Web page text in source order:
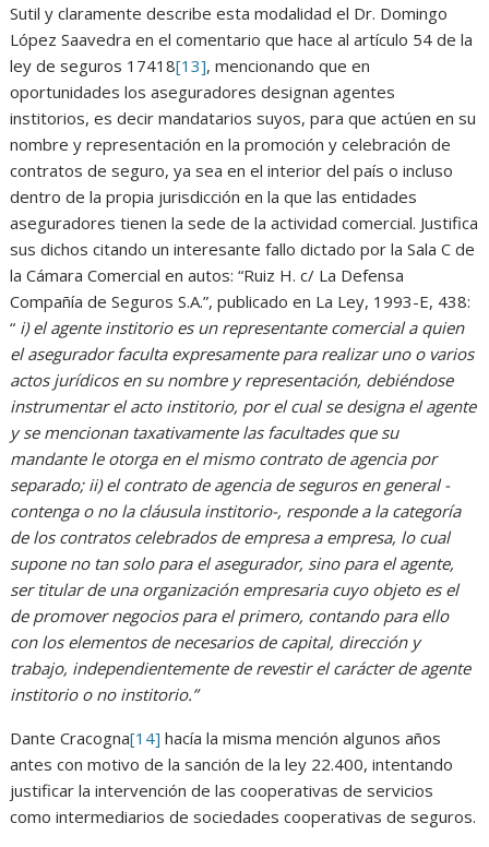
Sutil y claramente describe esta modalidad el Dr. Domingo
López Saavedra en el comentario que hace al artículo 54 de la
ley de seguros 17418[13], mencionando que en
oportunidades los aseguradores designan agentes
institorios, es decir mandatarios suyos, para que actúen en su
nombre y representación en la promoción y celebración de
contratos de seguro, ya sea en el interior del país o incluso
dentro de la propia jurisdicción en la que las entidades
aseguradores tienen la sede de la actividad comercial. Justifica
sus dichos citando un interesante fallo dictado por la Sala C de
la Cámara Comercial en autos: “Ruiz H. c/ La Defensa
Compañía de Seguros S.A.”, publicado en La Ley, 1993-E, 438:
“ i) el agente institorio es un representante comercial a quien
el asegurador faculta expresamente para realizar uno o varios
actos jurídicos en su nombre y representación, debiéndose
instrumentar el acto institorio, por el cual se designa el agente
y se mencionan taxativamente las facultades que su
mandante le otorga en el mismo contrato de agencia por
separado; ii) el contrato de agencia de seguros en general -
contenga o no la cláusula institorio-, responde a la categoría
de los contratos celebrados de empresa a empresa, lo cual
supone no tan solo para el asegurador, sino para el agente,
ser titular de una organización empresaria cuyo objeto es el
de promover negocios para el primero, contando para ello
con los elementos de necesarios de capital, dirección y
trabajo, independientemente de revestir el carácter de agente
institorio o no institorio.”
Dante Cracogna[14] hacía la misma mención algunos años
antes con motivo de la sanción de la ley 22.400, intentando
justificar la intervención de las cooperativas de servicios
como intermediarios de sociedades cooperativas de seguros.